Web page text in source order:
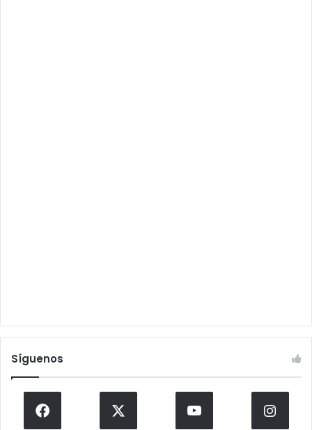
Síguenos